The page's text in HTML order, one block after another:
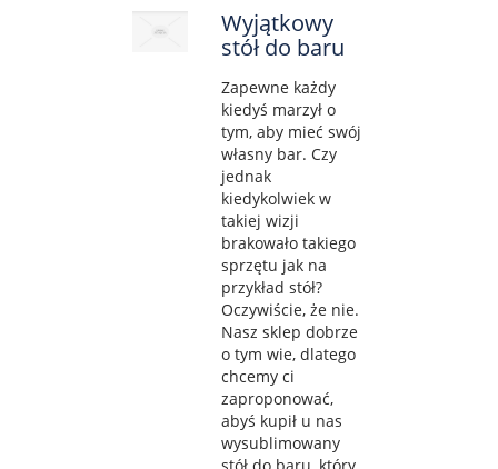
Wyjątkowy
stół do baru
Zapewne każdy
kiedyś marzył o
tym, aby mieć swój
własny bar. Czy
jednak
kiedykolwiek w
takiej wizji
brakowało takiego
sprzętu jak na
przykład stół?
Oczywiście, że nie.
Nasz sklep dobrze
o tym wie, dlatego
chcemy ci
zaproponować,
abyś kupił u nas
wysublimowany